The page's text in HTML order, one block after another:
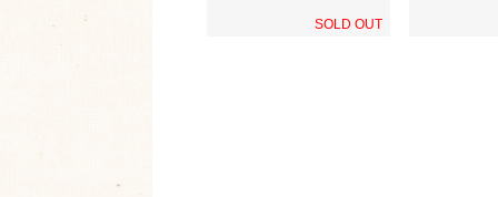
SOLD OUT